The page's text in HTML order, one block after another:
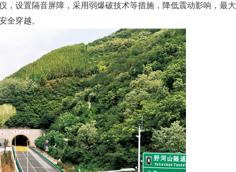
，设置隔音屏障，采用弱爆破技术等措施，降低震动影响，最大
全穿越。